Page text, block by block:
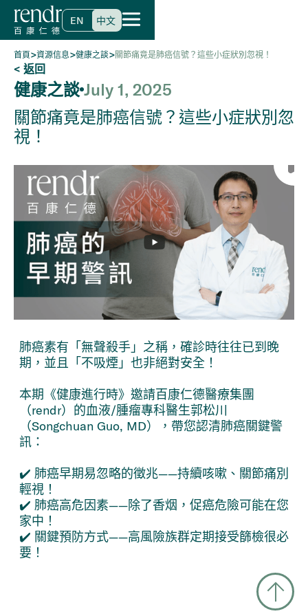
EN 中文
首頁>資源信息>健康之談>關節痛竟是肺癌信號？這些小症狀別忽視！
< 返回
健康之談 July 1, 2025
關節痛竟是肺癌信號？這些小症狀別忽
視！
肺癌素有「無聲殺手」之稱，確診時往往已到晚
期，並且「不吸煙」也非絕對安全！
本期《健康進行時》邀請百康仁德醫療集團
（rendr）的血液/腫瘤專科醫生郭松川
（Songchuan Guo, MD），帶您認清肺癌關鍵警
訊：
✔️ 肺癌早期易忽略的徵兆——持續咳嗽、關節痛別
輕視！
✔️ 肺癌高危因素——除了香烟，促癌危險可能在您
家中！
✔️ 關鍵預防方式——高風險族群定期接受篩檢很必
要！